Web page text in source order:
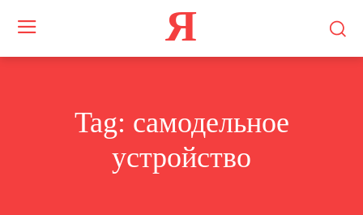
Я
Tag: самодельное
устройство